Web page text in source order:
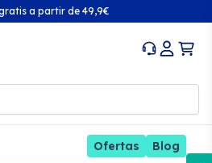
a partir de 49,9€
Ofertas Blog